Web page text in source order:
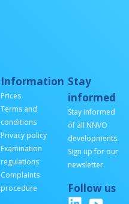
Information
Prices
Terms and
conditions
Privacy policy
Examination
regulations
Complaints
procedure
Stay
informed
Stay informed
of all NNVO
developments.
Sign up for our
newsletter.
Follow us